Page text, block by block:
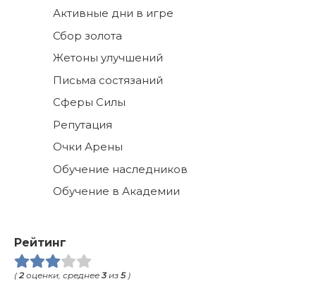
Активные дни в игре
Сбор золота
Жетоны улучшений
Письма состязаний
Сферы Силы
Репутация
Очки Арены
Обучение наследников
Обучение в Академии
Рейтинг
(2 оценки, среднее3из 5)